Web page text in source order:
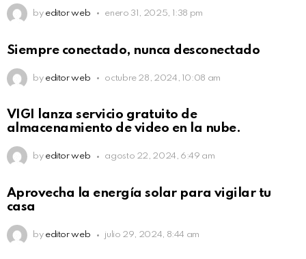
by editor web enero 31, 2025, 1:38 pm
Siempre conectado, nunca desconectado
by editor web octubre 28, 2024, 10:08 am
VIGI lanza servicio gratuito de
almacenamiento de video en la nube.
by editor web agosto 22, 2024, 6:49 am
Aprovecha la energía solar para vigilar tu
casa
by editor web julio 29, 2024, 8:44 am